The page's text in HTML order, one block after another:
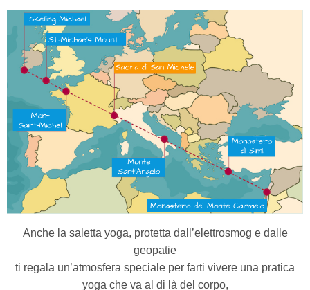
Anche la saletta yoga, protetta dall’elettrosmog e dalle
geopatie
ti regala un’atmosfera speciale per farti vivere una pratica
yoga che va al di là del corpo,